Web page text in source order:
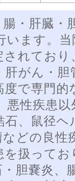
・肝臓・
います。
れてお
肝がん・
で専門
悪性疾患
、鼠径ヘ
どの良性
を扱って
胆嚢炎、